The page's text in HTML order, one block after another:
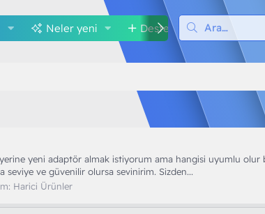
Neler yeni Destek Medya
yerine yeni adaptör almak istiyorum ama hangisi uyumlu
ve güvenilir olursa sevinirim. Sizden...
Harici Ürünler